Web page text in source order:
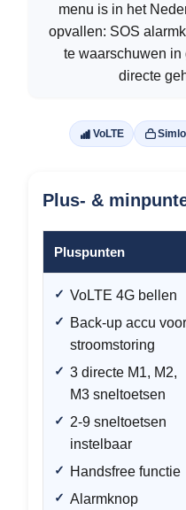
menu is in het
opvallen: SOS
te waarschuwen
directe
VoLTE
Plus- &
Pluspunten
VoLTE 4G bellen
Back-up accu voor
stroomstoring
3 directe M1, M2,
M3 sneltoetsen
2-9 sneltoetsen
instelbaar
Handsfree functie
Alarmknop